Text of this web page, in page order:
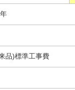
品)標準工事費